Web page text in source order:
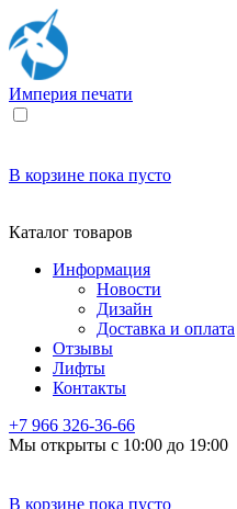
Империя печати
В корзине пока пусто
Каталог товаров
Информация
Новости
Дизайн
Доставка и оплата
Отзывы
Лифты
Контакты
+7 966 326-36-66
Мы открыты с 10:00 до 19:00
В корзине пока пусто